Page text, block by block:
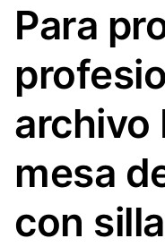
Para
archivo
mesa
con